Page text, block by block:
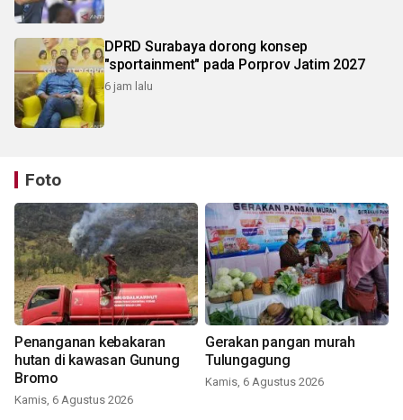
DPRD Surabaya dorong konsep
"sportainment" pada Porprov Jatim 2027
6 jam lalu
Foto
Penanganan kebakaran
hutan di kawasan Gunung
Bromo
Kamis, 6 Agustus 2026
Gerakan pangan murah
Tulungagung
Kamis, 6 Agustus 2026